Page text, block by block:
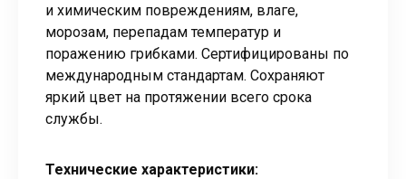
и химическим повреждениям, влаге,
морозам, перепадам температур и
поражению грибками. Сертифицированы по
международным стандартам. Сохраняют
яркий цвет на протяжении всего срока
службы.
Технические характеристики: